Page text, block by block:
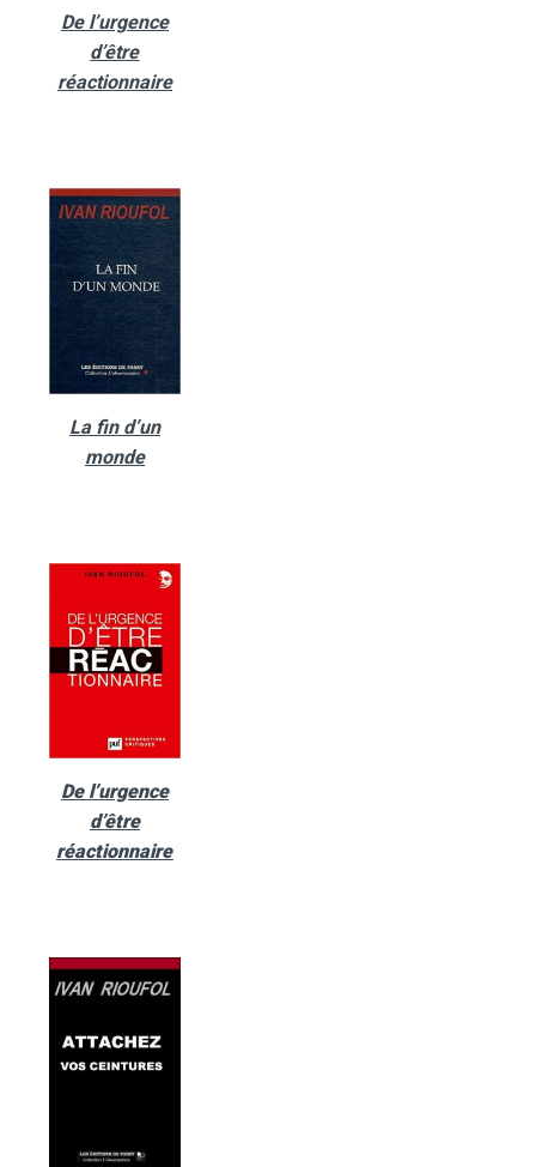
De l’urgence
d’être
réactionnaire
La fin d’un
monde
De l’urgence
d’être
réactionnaire